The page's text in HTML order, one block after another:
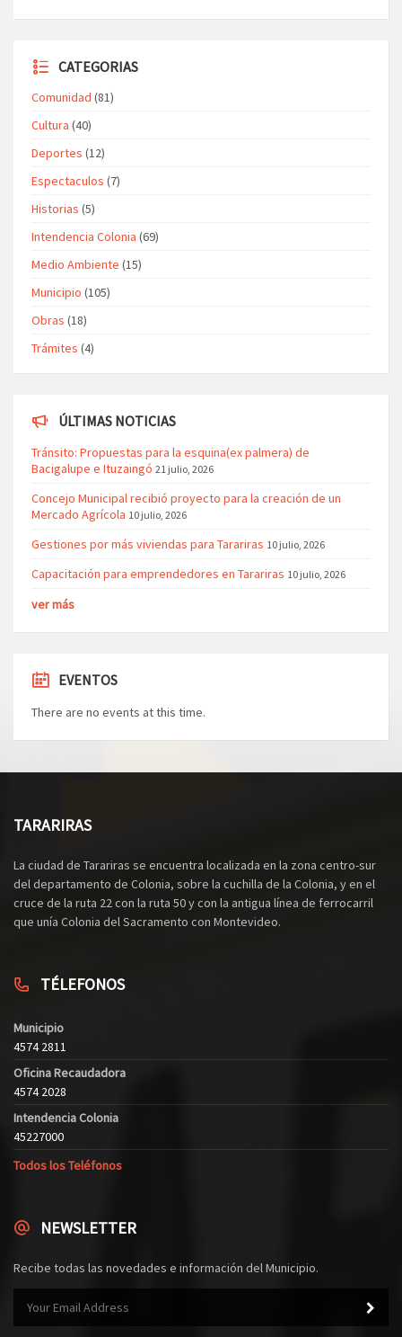
CATEGORIAS
Comunidad (81)
Cultura (40)
Deportes (12)
Espectaculos (7)
Historias (5)
Intendencia Colonia (69)
Medio Ambiente (15)
Municipio (105)
Obras (18)
Trámites (4)
ÚLTIMAS NOTICIAS
Tránsito: Propuestas para la esquina(ex palmera) de
Bacigalupe e Ituzaingó 21 julio, 2026
Concejo Municipal recibió proyecto para la creación de un
Mercado Agrícola 10 julio, 2026
Gestiones por más viviendas para Tarariras 10 julio, 2026
Capacitación para emprendedores en Tarariras 10 julio, 2026
ver más
EVENTOS
There are no events at this time.
TARARIRAS
La ciudad de Tarariras se encuentra localizada en la zona centro-sur
del departamento de Colonia, sobre la cuchilla de la Colonia, y en el
cruce de la ruta 22 con la ruta 50 y con la antigua línea de ferrocarril
que unía Colonia del Sacramento con Montevideo.
TÉLEFONOS
Municipio
4574 2811
Oficina Recaudadora
4574 2028
Intendencia Colonia
45227000
Todos los Teléfonos
NEWSLETTER
Recibe todas las novedades e información del Municipio.